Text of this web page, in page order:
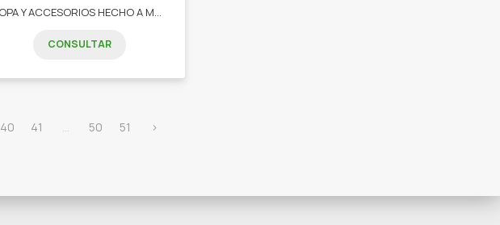
ROPA Y ACCESORIOS HECHO A MANO RUANAS GORROS SACOS TOP PONCHOS CAMINOS DE MESA CORTINAS ATRAPASUEÑOS PULPITOS DE APEGO PARA BEBES EN NEO
CONSULTAR
40 41 50 51 ›